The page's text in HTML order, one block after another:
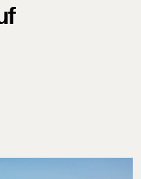
Pinterest